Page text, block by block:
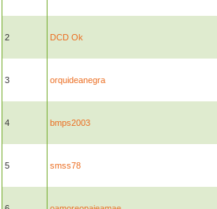
2 DCD Ok
3 orquideanegra
4 bmps2003
5 smss78